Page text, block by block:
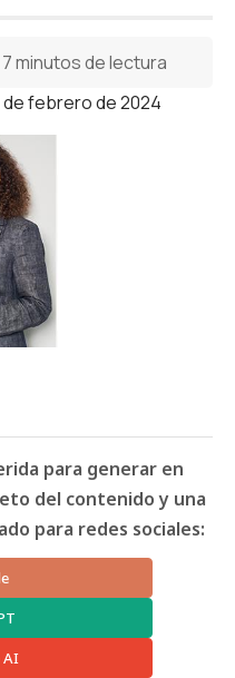
febrero de 2024
7 minutos de lectura
para generar en
del contenido y una
para redes sociales:
AI